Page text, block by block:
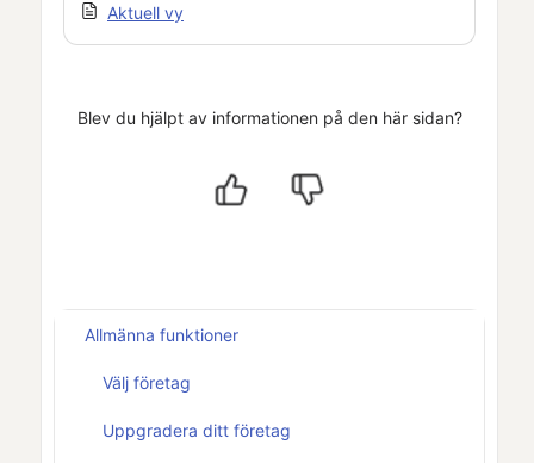
Aktuell vy
Blev du hjälpt av informationen på den här sidan?
Allmänna funktioner
Välj företag
Uppgradera ditt företag